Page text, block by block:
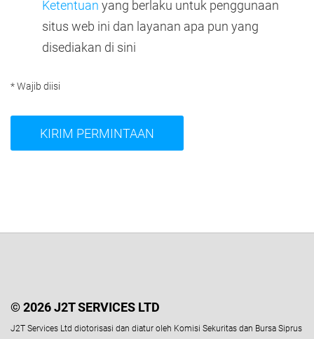
Ketentuan yang berlaku untuk penggunaan
situs web ini dan layanan apa pun yang
disediakan di sini
* Wajib diisi
© 2026 J2T SERVICES LTD
J2T Services Ltd diotorisasi dan diatur oleh Komisi Sekuritas dan Bursa Siprus